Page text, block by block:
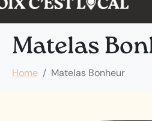
Matelas
Home Matelas Bonheur